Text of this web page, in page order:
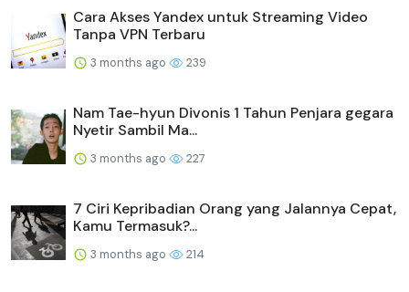
Cara Akses Yandex untuk Streaming Video
Tanpa VPN Terbaru
3 months ago 239
Nam Tae-hyun Divonis 1 Tahun Penjara gegara
Nyetir Sambil Ma...
3 months ago 227
7 Ciri Kepribadian Orang yang Jalannya Cepat,
Kamu Termasuk?...
3 months ago 214